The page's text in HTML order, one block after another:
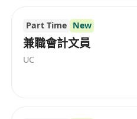
•工作細心、有條理，能
•能獨立工作，具責任感及
工作安排：
Part Time New
兼職會計文員
UC